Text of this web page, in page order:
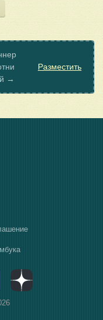
→
Разместить